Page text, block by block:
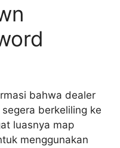
bahwa dealer
berkeliling ke
luasnya map
menggunakan